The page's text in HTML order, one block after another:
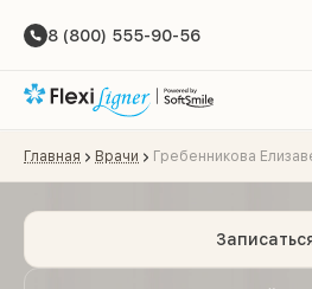
8 (800) 555-90-56
Главная Врачи Гребенникова